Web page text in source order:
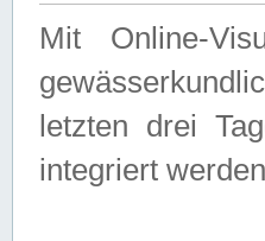
Mit Online-
letzten drei
integriert